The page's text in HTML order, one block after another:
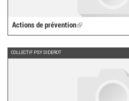
Actions de prévention(link
is
COLLECTIF PSY DIDEROT